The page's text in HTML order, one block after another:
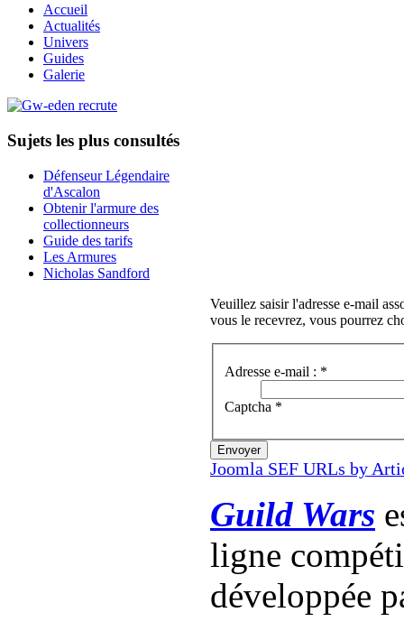
Accueil
Actualités
Univers
Guides
Galerie
Sujets les plus consultés
Défenseur Légendaire
d'Ascalon
Obtenir l'armure des
collectionneurs
Guide des tarifs
Les Armures
Nicholas Sandford
Veuillez saisir l'adresse e-mail
vous le recevrez, vous pourrez
Adresse e-mail : *
Captcha *
Envoyer
Joomla SEF URLs by
Guild Wars
ligne
développée